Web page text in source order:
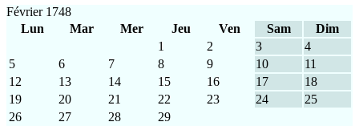
Février 1748
Lun
Mar Mer Jeu Ven Sam
Dim
1
2 3
4
5
6 7 8 9 10
11
12
13 14 15 16 17
18
19
20 21 22 23 24
25
26
27 28 29